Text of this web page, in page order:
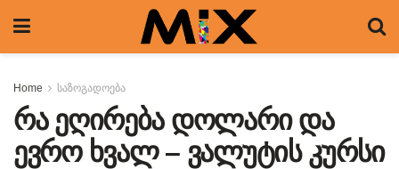
Home საზოგადოება
რა ეღირება დოლარი და
ევრო ხვალ – ვალუტის კურსი